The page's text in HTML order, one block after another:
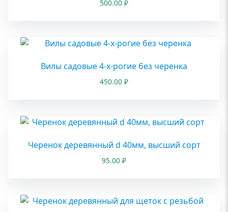
500.00 ₽
Вилы садовые 4-х-рогие без черенка
450.00 ₽
Черенок деревянный d 40мм, высший сорт
95.00 ₽